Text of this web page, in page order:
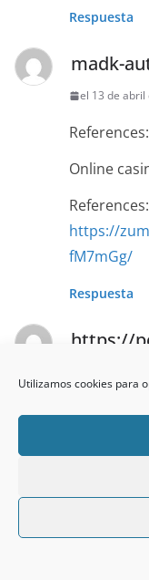
Utilizamos cookies para
Respuesta
madk-
el 13 de abril
References:
Online
References:
https://
fM7mGg/
Respuesta
https://
Double
online-